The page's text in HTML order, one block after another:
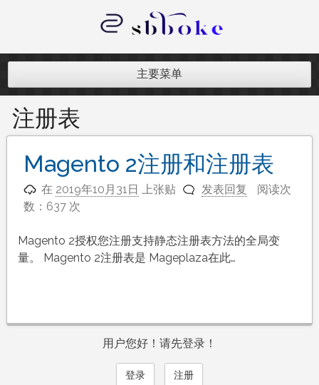
内
记录跨境电商独立站开发遇到的点点
主要菜单
注册表
Magento 2注册和注册表
在 2019年10月31日 上张贴 发表回复
阅读次
数：637 次
Magento 2授权您注册支持静态注册表方法的全局变
量。 Magento 2注册表是 Mageplaza在此…
用户您好！请先登录！
登录 注册